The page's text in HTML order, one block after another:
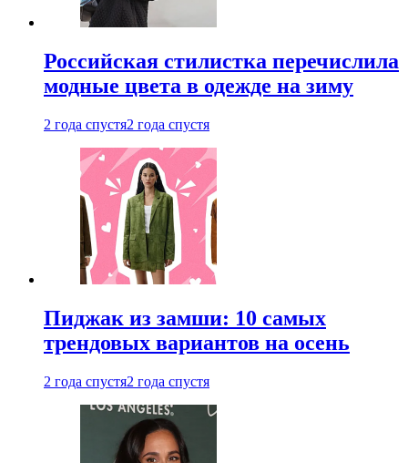
Российская стилистка перечислила
модные цвета в одежде на зиму
2 года спустя2 года спустя
Пиджак из замши: 10 самых
трендовых вариантов на осень
2 года спустя2 года спустя